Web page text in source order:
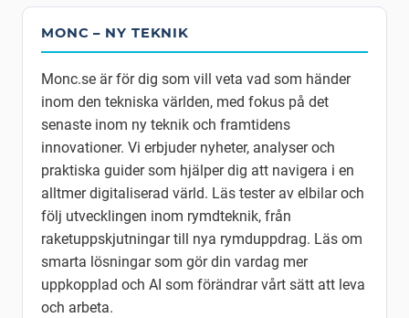
MONC – NY TEKNIK
Monc.se är för dig som vill veta vad som händer
inom den tekniska världen, med fokus på det
senaste inom ny teknik och framtidens
innovationer. Vi erbjuder nyheter, analyser och
praktiska guider som hjälper dig att navigera i en
alltmer digitaliserad värld. Läs tester av elbilar och
följ utvecklingen inom rymdteknik, från
raketuppskjutningar till nya rymduppdrag. Läs om
smarta lösningar som gör din vardag mer
uppkopplad och AI som förändrar vårt sätt att leva
och arbeta.